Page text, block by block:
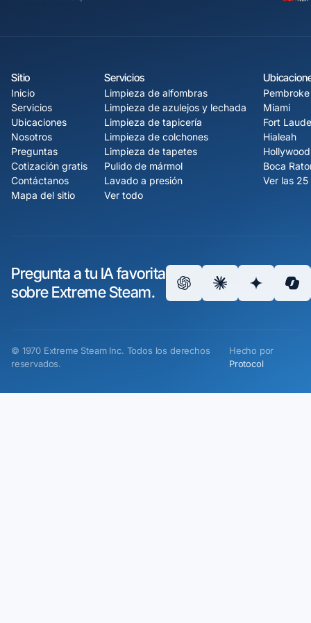
Sitio
Inicio
Servicios
Ubicaciones
Nosotros
Preguntas
Cotización gratis
Contáctanos
Mapa del sitio
Servicios
Limpieza de alfombras
Limpieza de azulejos y lechada
Limpieza de tapicería
Limpieza de colchones
Limpieza de tapetes
Pulido de mármol
Lavado a presión
Ver todo
Miami
Fort
Hialeah
Hollywood
Boca
Ver las 25
Pregunta a tu IA favorita
sobre Extreme Steam.
© 1970 Extreme Steam Inc. Todos los derechos
reservados.
Hecho por
Protocol